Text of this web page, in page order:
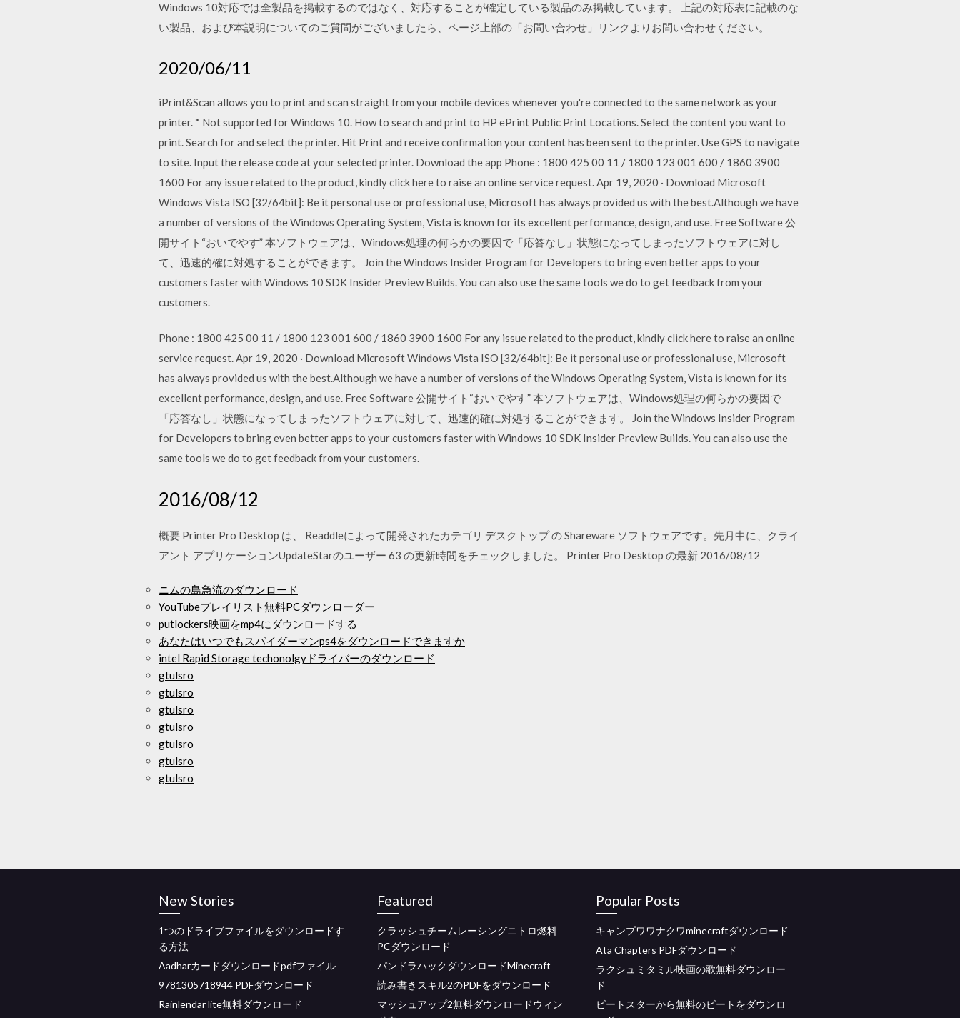
Windows 10対応では全製品を掲載するのではなく、対応することが確定している製品のみ掲載しています。 上記の対応表に記載のな
い製品、および本説明についてのご質問がございましたら、ページ上部の「お問い合わせ」リンクよりお問い合わせください。
2020/06/11
iPrint&Scan allows you to print and scan straight from your mobile devices whenever you're connected to the same network as your
printer. * Not supported for Windows 10. How to search and print to HP ePrint Public Print Locations. Select the content you want to
print. Search for and select the printer. Hit Print and receive confirmation your content has been sent to the printer. Use GPS to navigate
to site. Input the release code at your selected printer. Download the app Phone : 1800 425 00 11 / 1800 123 001 600 / 1860 3900
1600 For any issue related to the product, kindly click here to raise an online service request. Apr 19, 2020 · Download Microsoft
Windows Vista ISO [32/64bit]: Be it personal use or professional use, Microsoft has always provided us with the best.Although we have
a number of versions of the Windows Operating System, Vista is known for its excellent performance, design, and use. Free Software 公
開サイト“おいでやす” 本ソフトウェアは、Windows処理の何らかの要因で「応答なし」状態になってしまったソフトウェアに対し
て、迅速的確に対処することができます。 Join the Windows Insider Program for Developers to bring even better apps to your
customers faster with Windows 10 SDK Insider Preview Builds. You can also use the same tools we do to get feedback from your
customers.
Phone : 1800 425 00 11 / 1800 123 001 600 / 1860 3900 1600 For any issue related to the product, kindly click here to raise an online
service request. Apr 19, 2020 · Download Microsoft Windows Vista ISO [32/64bit]: Be it personal use or professional use, Microsoft
has always provided us with the best.Although we have a number of versions of the Windows Operating System, Vista is known for its
excellent performance, design, and use. Free Software 公開サイト“おいでやす” 本ソフトウェアは、Windows処理の何らかの要因で
「応答なし」状態になってしまったソフトウェアに対して、迅速的確に対処することができます。 Join the Windows Insider Program
for Developers to bring even better apps to your customers faster with Windows 10 SDK Insider Preview Builds. You can also use the
same tools we do to get feedback from your customers.
2016/08/12
概要 Printer Pro Desktop は、 Readdleによって開発されたカテゴリ デスクトップ の Shareware ソフトウェアです。先月中に、クライ
アント アプリケーションUpdateStarのユーザー 63 の更新時間をチェックしました。 Printer Pro Desktop の最新 2016/08/12
ニムの島急流のダウンロード
YouTubeプレイリスト無料PCダウンローダー
putlockers映画をmp4にダウンロードする
あなたはいつでもスパイダーマンps4をダウンロードできますか
intel Rapid Storage techonolgyドライバーのダウンロード
gtulsro
gtulsro
gtulsro
gtulsro
gtulsro
gtulsro
gtulsro
New Stories
1つのドライブファイルをダウンロードす
る方法
Aadharカードダウンロードpdfファイル
9781305718944 PDFダウンロード
Rainlendar lite無料ダウンロード
Featured
クラッシュチームレーシングニトロ燃料
PCダウンロード
パンドラハックダウンロードMinecraft
読み書きスキル2のPDFをダウンロード
マッシュアップ2無料ダウンロードウィン
Popular Posts
キャンプワワナクワminecraftダウンロード
Ata Chapters PDFダウンロード
ラクシュミタミル映画の歌無料ダウンロー
ド
ビートスターから無料のビートをダウンロ